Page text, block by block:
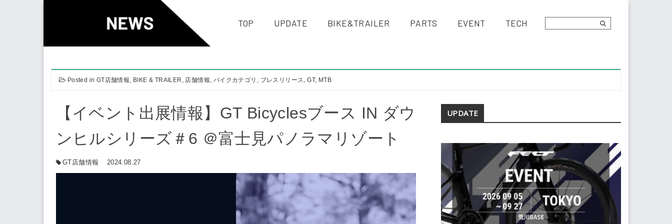
TOP UPDATE BIKE&TRAILER PARTS EVENT TECH
Posted in GT店舗情報, BIKE & TRAILER , 店舗情報, バイクカテゴリ , プレスリリース,GT, MTB
【イベント出展情報】GT Bicyclesブース IN ダウ
ンヒルシリーズ＃6 ＠富士見パノラマリゾート
GT店舗情報 2024.08.27
Secondary
UPDATE